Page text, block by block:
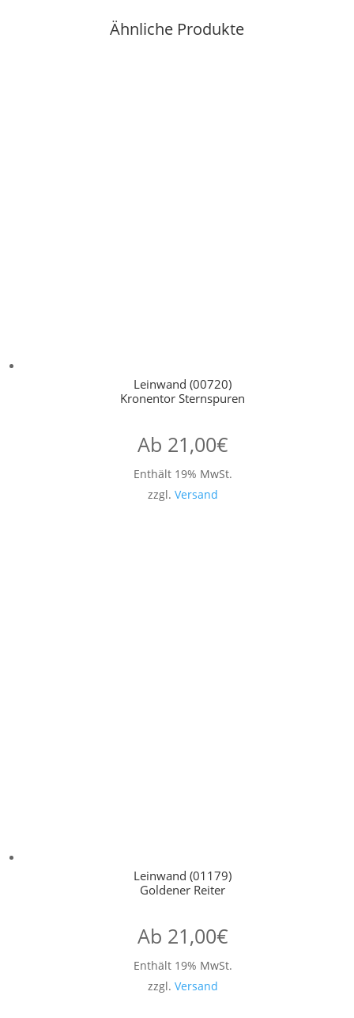
Ähnliche Produkte
Leinwand (00720)
Kronentor Sternspuren
Ab 21,00€
Enthält 19% MwSt.
zzgl. Versand
Leinwand (01179)
Goldener Reiter
Ab 21,00€
Enthält 19% MwSt.
zzgl. Versand